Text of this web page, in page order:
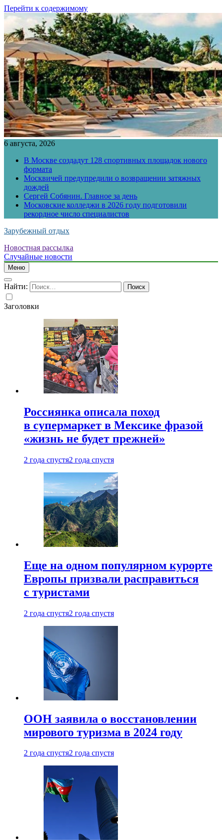
Перейти к содержимому
6 августа, 2026
В Москве создадут 128 спортивных площадок нового
формата
Москвичей предупредили о возвращении затяжных
дождей
Сергей Собянин. Главное за день
Московские колледжи в 2026 году подготовили
рекордное число специалистов
Зарубежный отдых
Новостная рассылка
Случайные новости
Меню
Найти:
Заголовки
Россиянка описала поход
в супермаркет в Мексике фразой
«жизнь не будет прежней»
2 года спустя2 года спустя
Еще на одном популярном курорте
Европы призвали расправиться
с туристами
2 года спустя2 года спустя
ООН заявила о восстановлении
мирового туризма в 2024 году
2 года спустя2 года спустя